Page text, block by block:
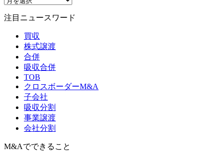
注目ニュースワード
買収
株式譲渡
合併
吸収合併
TOB
クロスボーダーM&A
子会社
吸収分割
事業譲渡
会社分割
M&Aでできること